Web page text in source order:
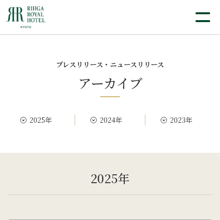
プレスリリース・ニュースリリース
アーカイブ
2025年 2024年 2023年
2025年